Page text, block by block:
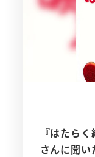
『はたら
さんに聞